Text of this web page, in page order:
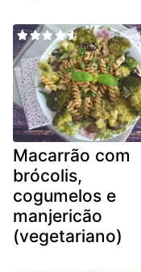
Macarrão com
brócolis,
cogumelos e
manjericão
(vegetariano)